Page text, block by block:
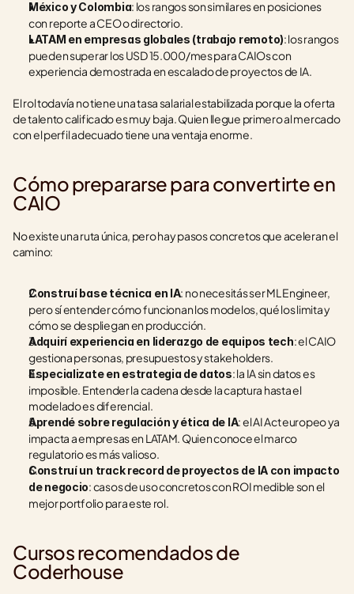
México y Colombia: los rangos son similares en posiciones
con reporte a CEO o directorio.
LATAM en empresas globales (trabajo remoto): los rangos
pueden superar los USD 15.000/mes para CAIOs con
experiencia demostrada en escalado de proyectos de IA.
El rol todavía no tiene una tasa salarial estabilizada porque la oferta
de talento calificado es muy baja. Quien llegue primero al mercado
con el perfil adecuado tiene una ventaja enorme.
Cómo prepararse para convertirte en
CAIO
No existe una ruta única, pero hay pasos concretos que aceleran el
camino:
Construí base técnica en IA: no necesitás ser ML Engineer,
pero sí entender cómo funcionan los modelos, qué los limita y
cómo se despliegan en producción.
Adquirí experiencia en liderazgo de equipos tech: el CAIO
gestiona personas, presupuestos y stakeholders.
Especializate en estrategia de datos: la IA sin datos es
imposible. Entender la cadena desde la captura hasta el
modelado es diferencial.
Aprendé sobre regulación y ética de IA: el AI Act europeo ya
impacta a empresas en LATAM. Quien conoce el marco
regulatorio es más valioso.
Construí un track record de proyectos de IA con impacto
de negocio: casos de uso concretos con ROI medible son el
mejor portfolio para este rol.
Cursos recomendados de
Coderhouse